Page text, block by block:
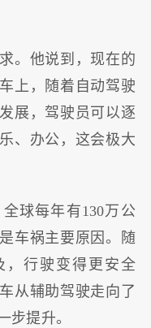
。他说到，现在的
上，随着自动驾驶
展，驾驶员可以逐
、办公，这会极大
球每年有130万公
车祸主要原因。随
，行驶变得更安全
从辅助驾驶走向了
步提升。